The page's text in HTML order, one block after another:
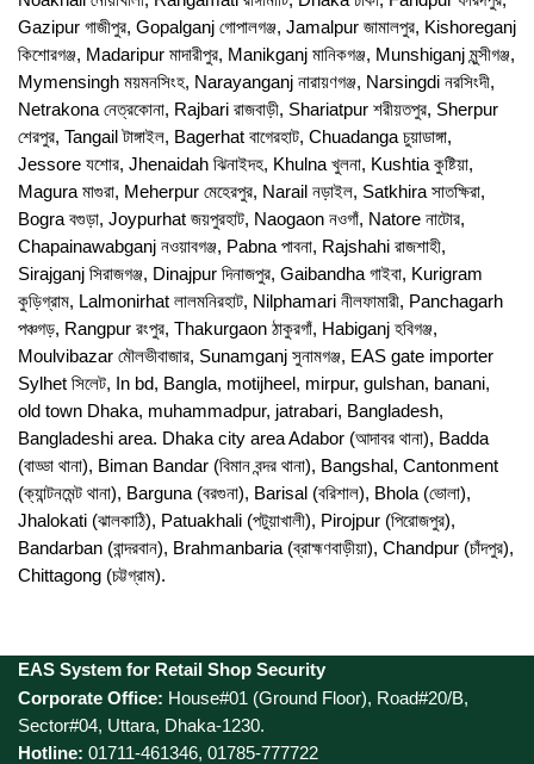
Gazipur গাজীপুর, Gopalganj গোপালগঞ্জ, Jamalpur জামালপুর, Kishoreganj
কিশোরগঞ্জ, Madaripur মাদারীপুর, Manikganj মানিকগঞ্জ, Munshiganj মুন্সীগঞ্জ,
Mymensingh ময়মনসিংহ, Narayanganj নারায়ণগঞ্জ, Narsingdi নরসিংদী,
Netrakona নেত্রকোনা, Rajbari রাজবাড়ী, Shariatpur শরীয়তপুর, Sherpur
শেরপুর, Tangail টাঙ্গাইল, Bagerhat বাগেরহাট, Chuadanga চুয়াডাঙ্গা,
Jessore যশোর, Jhenaidah ঝিনাইদহ, Khulna খুলনা, Kushtia কুষ্টিয়া,
Magura মাগুরা, Meherpur মেহেরপুর, Narail নড়াইল, Satkhira সাতক্ষিরা,
Bogra বগুড়া, Joypurhat জয়পুরহাট, Naogaon নওগাঁ, Natore নাটোর,
Chapainawabganj নওয়াবগঞ্জ, Pabna পাবনা, Rajshahi রাজশাহী,
Sirajganj সিরাজগঞ্জ, Dinajpur দিনাজপুর, Gaibandha গাইবা, Kurigram
কুড়িগ্রাম, Lalmonirhat লালমনিরহাট, Nilphamari নীলফামারী, Panchagarh
পঞ্চগড়, Rangpur রংপুর, Thakurgaon ঠাকুরগাঁ, Habiganj হবিগঞ্জ,
Moulvibazar মৌলভীবাজার, Sunamganj সুনামগঞ্জ, EAS gate importer
Sylhet সিলেট, In bd, Bangla, motijheel, mirpur, gulshan, banani,
old town Dhaka, muhammadpur, jatrabari, Bangladesh,
Bangladeshi area. Dhaka city area Adabor (আদাবর থানা), Badda
(বাড্ডা থানা), Biman Bandar (বিমান বন্দর থানা), Bangshal, Cantonment
(ক্যান্টনমেন্ট থানা), Barguna (বরগুনা), Barisal (বরিশাল), Bhola (ভোলা),
Jhalokati (ঝালকাঠি), Patuakhali (পটুয়াখালী), Pirojpur (পিরোজপুর),
Bandarban (বান্দরবান), Brahmanbaria (ব্রাহ্মণবাড়ীয়া), Chandpur (চাঁদপুর),
Chittagong (চট্টগ্রাম).
EAS System for Retail Shop Security
Corporate Office: House#01 (Ground Floor), Road#20/B,
Sector#04, Uttara, Dhaka-1230.
Hotline: 01711-461346, 01785-777722